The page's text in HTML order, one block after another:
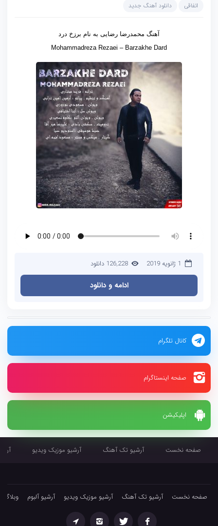
اپلیکیشن
اتفاقی دانلود آهنگ جدید
آهنگ محمدرضا رضایی به نام برزخ درد
Mohammadreza Rezaei – Barzakhe Dard
1 ژانویه 2019 126,228 دانلود
ادامه و دانلود
کانال تلگرام
صفحه اینستاگرام
صفحه نخست آرشیو تک آهنگ آرشیو موزیک ویدیو
صفحه نخست آرشیو تک آهنگ آرشیو موزیک ویدیو آرشیو آلبوم وبلاگ